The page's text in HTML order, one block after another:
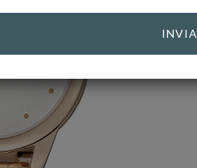
INVIA